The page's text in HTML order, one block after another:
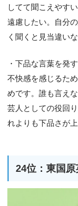
してて聞こえやす
遠慮したい。自分
く聞くと見当違い
・下品な言葉を発
不快感を感じるた
めです。誰も言え
芸人としての役回
れよりも下品さが
24位：東国原